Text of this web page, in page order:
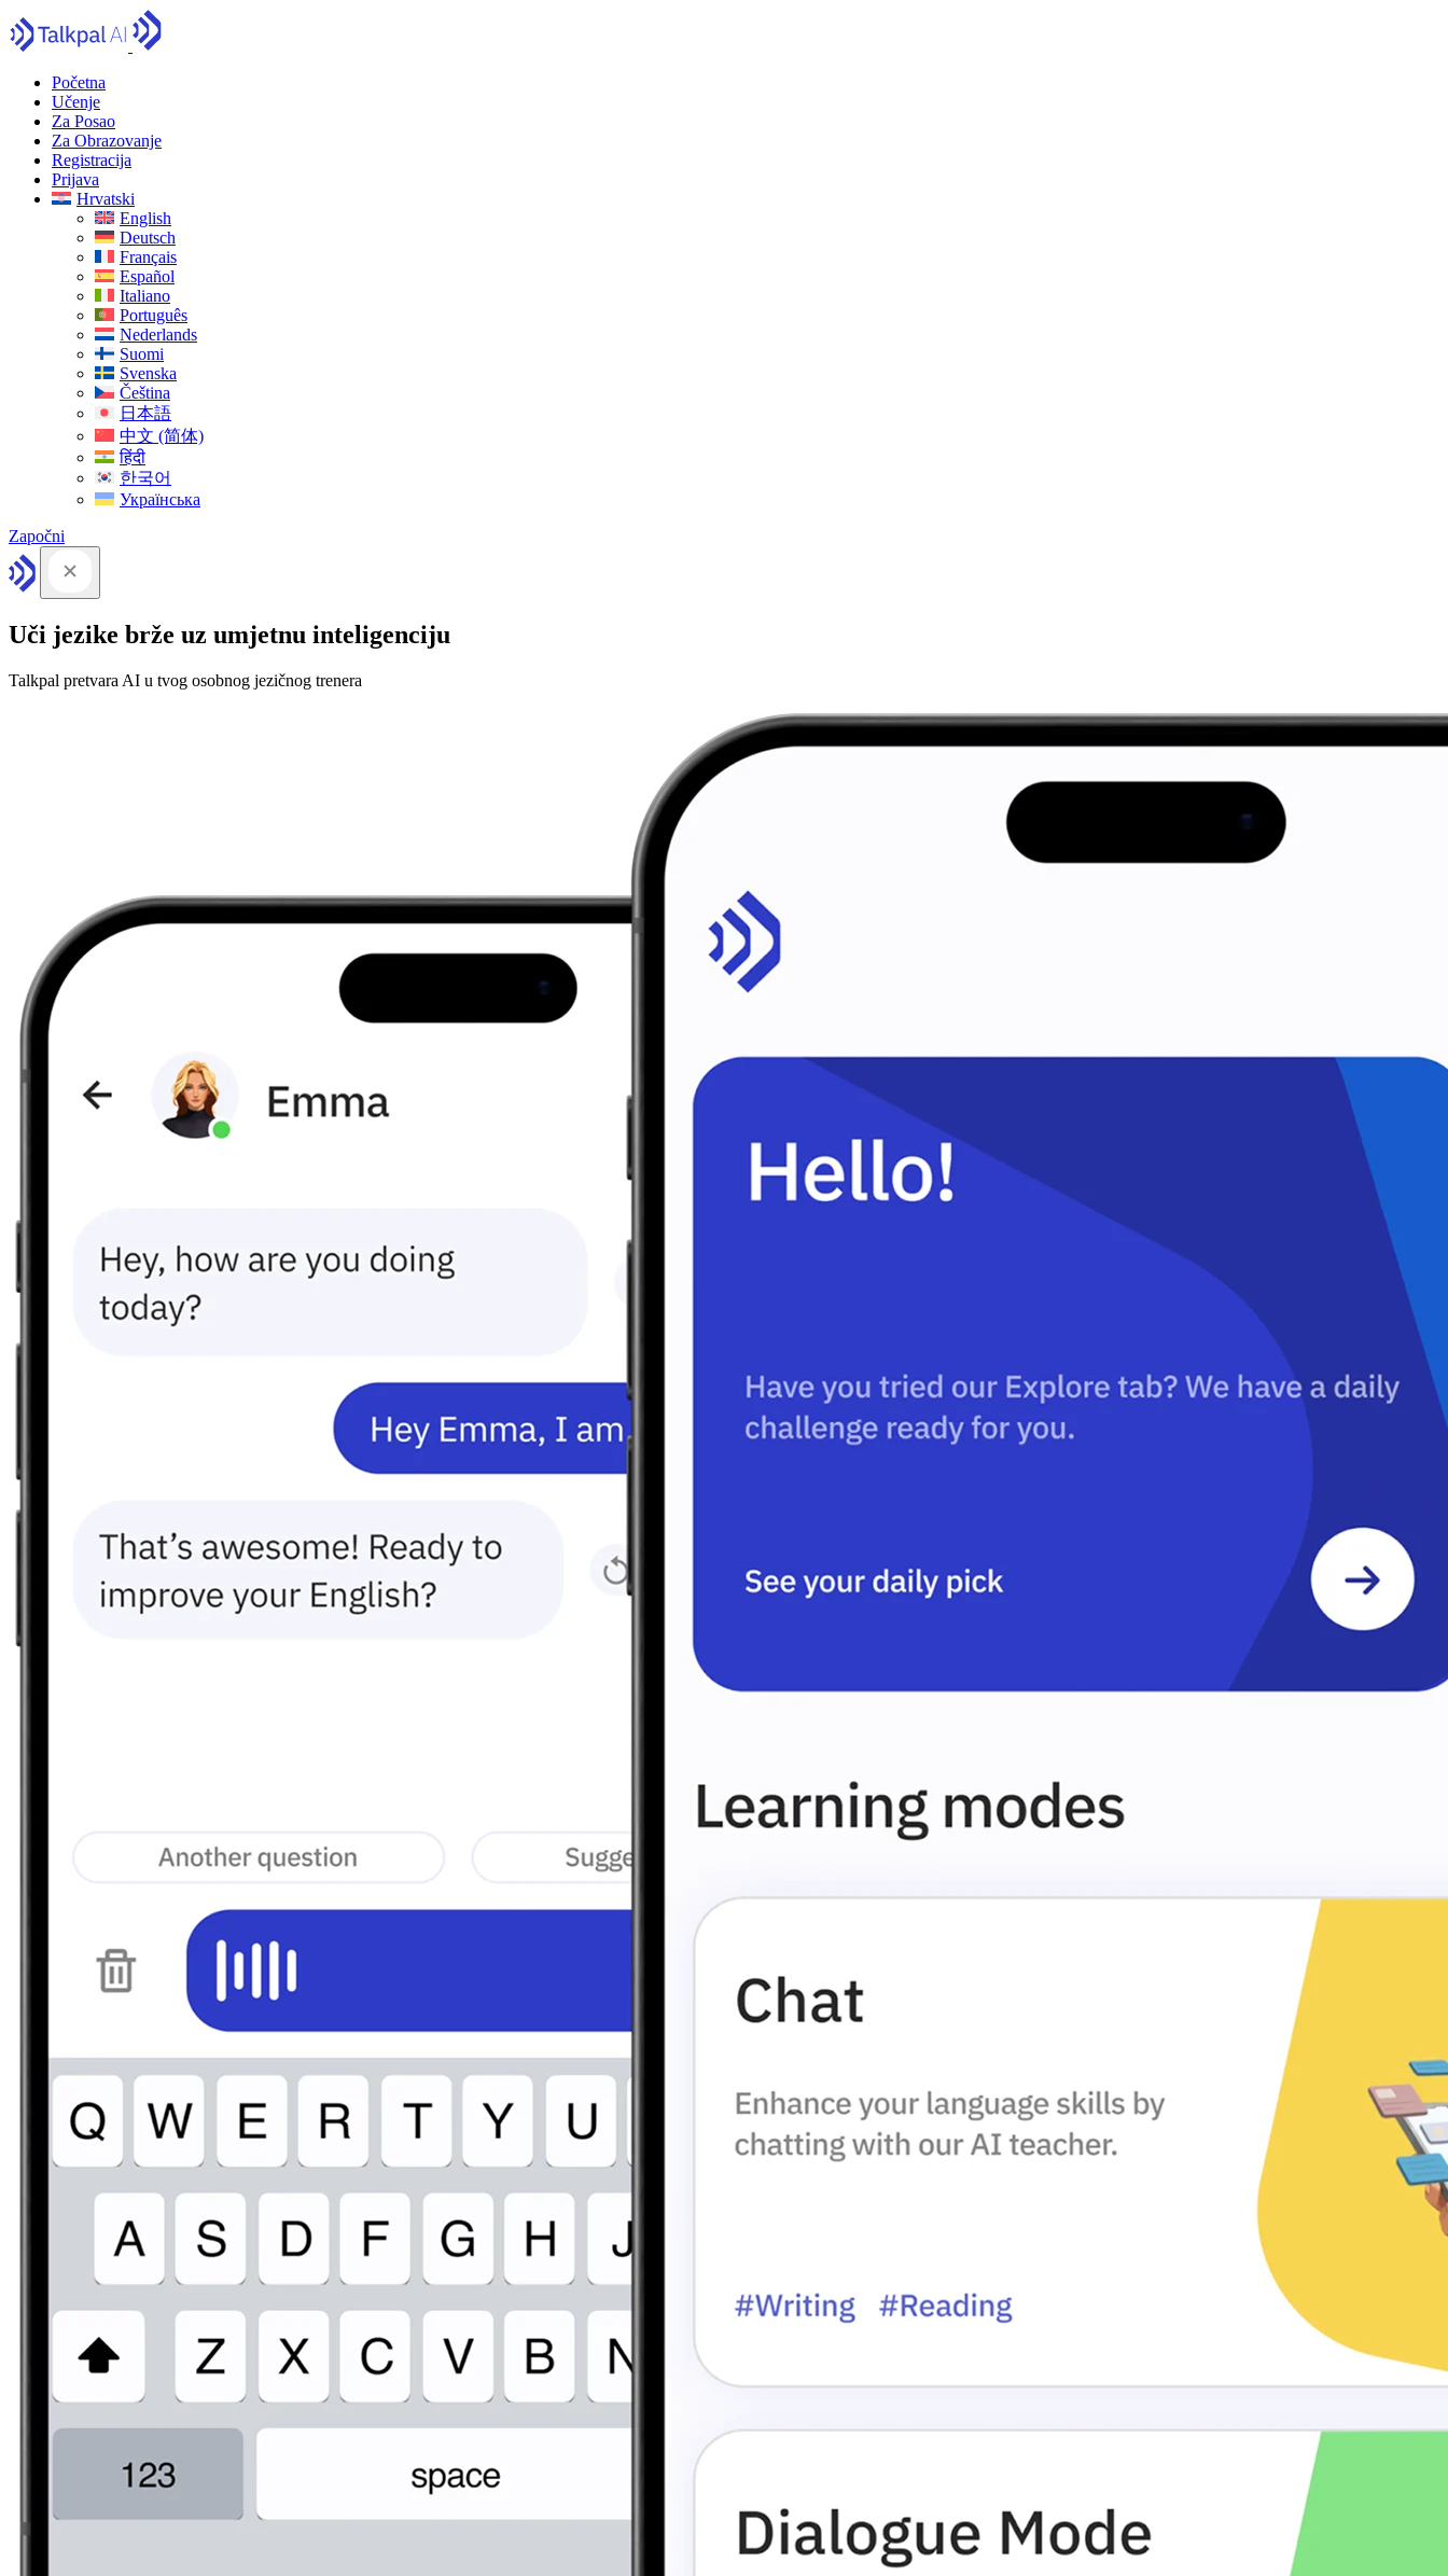
Početna
Učenje
Za Posao
Za Obrazovanje
Registracija
Prijava
Hrvatski
English
Deutsch
Français
Español
Italiano
Português
Nederlands
Suomi
Svenska
Čeština
日本語
中文 (简体)
हिंदी
한국어
Українська
Započni
Uči jezike brže uz umjetnu inteligenciju
Talkpal pretvara AI u tvog osobnog jezičnog trenera